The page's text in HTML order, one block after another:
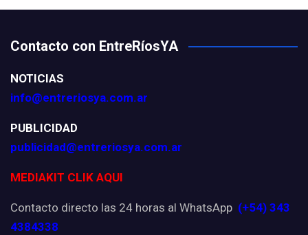
Contacto con EntreRíosYA
NOTICIAS
info@entreriosya.com.ar
PUBLICIDAD
publicidad@entreriosya.com.ar
MEDIAKIT CLIK AQUI
Contacto directo las 24 horas al WhatsApp (+54) 343
4384338